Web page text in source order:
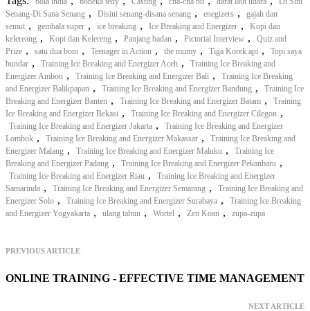
Senang-Di Sana Senang , Disini senang-disana senang , enegizers ,
gajah dan
semut , gembala super , ice breaking , Ice Breaking and Energizer ,
Kopi dan
kelereang , Kopi dan Kelereng , Panjang badan , Pictorial Interview ,
Quiz and
Prize , satu dua bom , Teenager in Action , the mumy , Tiga Korek api ,
Topi saya
bundar , Training Ice Breaking and Energizer Aceh ,
Training Ice Breaking and
Energizer Ambon , Training Ice Breaking and Energizer Bali ,
Training Ice Breaking
and Energizer Balikpapan , Training Ice Breaking and Energizer Bandung ,
Training Ice
Breaking and Energizer Banten , Training Ice Breaking and Energizer Batam ,
Training
Ice Breaking and Energizer Bekasi , Training Ice Breaking and Energizer Cilegon ,
Training Ice Breaking and Energizer Jakarta ,
Training Ice Breaking and Energizer
Lombok , Training Ice Breaking and Energizer Makassar ,
Training Ice Breaking and
Energizer Malang , Training Ice Breaking and Energizer Maluku ,
Training Ice
Breaking and Energizer Padang , Training Ice Breaking and Energizer Pekanbaru ,
Training Ice Breaking and Energizer Riau ,
Training Ice Breaking and Energizer
Samarinda , Training Ice Breaking and Energizer Semarang ,
Training Ice Breaking and
Energizer Solo , Training Ice Breaking and Energizer Surabaya ,
Training Ice Breaking
and Energizer Yogyakarta , ulang tahun , Wortel , Zen Koan , zupa-zupa
PREVIOUS ARTICLE
ONLINE TRAINING - EFFECTIVE TIME MANAGEMENT
NEXT ARTICLE